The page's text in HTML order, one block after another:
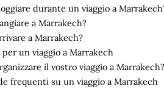
durante un viaggio a
a Marrakech?
a Marrakech?
un viaggio a Marrakech
il vostro viaggio a Marrakech?
frequenti su un viaggio a Marrakech